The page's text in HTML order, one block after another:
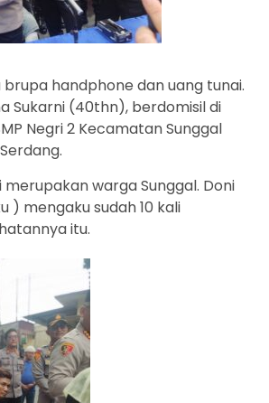
brupa handphone dan uang tunai.
Sukarni (40thn), berdomisil di
Negri 2 Kecamatan Sunggal
merupakan warga Sunggal. Doni
) mengaku sudah 10 kali
itu.